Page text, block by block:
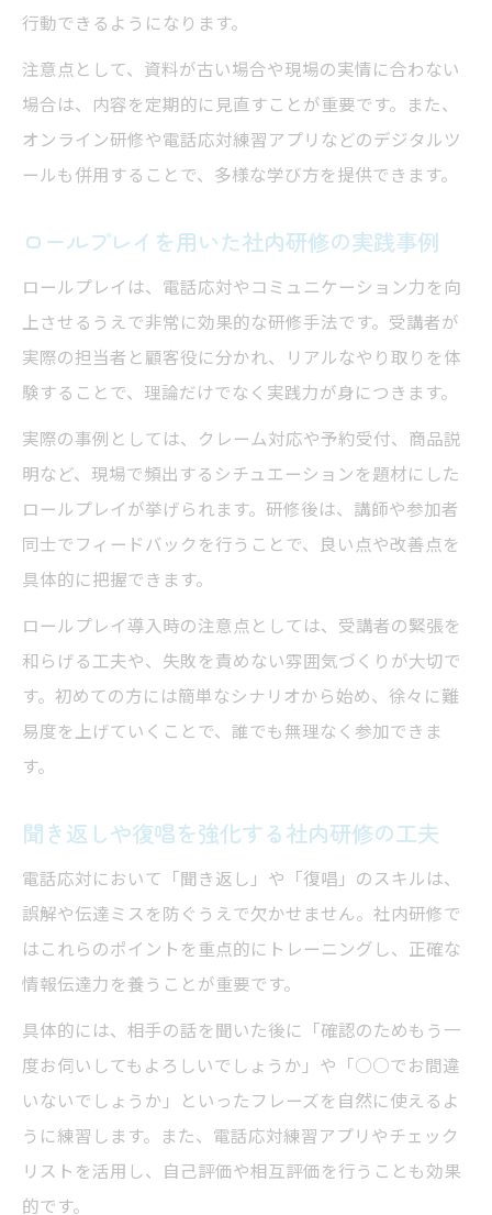
行動できるようになります。
注意点として、資料が古い場合や現場の実情に合わない
場合は、内容を定期的に見直すことが重要です。また、
オンライン研修や電話応対練習アプリなどのデジタルツ
ールも併用することで、多様な学び方を提供できます。
ロールプレイを用いた社内研修の実践事例
ロールプレイは、電話応対やコミュニケーション力を向
上させるうえで非常に効果的な研修手法です。受講者が
実際の担当者と顧客役に分かれ、リアルなやり取りを体
験することで、理論だけでなく実践力が身につきます。
実際の事例としては、クレーム対応や予約受付、商品説
明など、現場で頻出するシチュエーションを題材にした
ロールプレイが挙げられます。研修後は、講師や参加者
同士でフィードバックを行うことで、良い点や改善点を
具体的に把握できます。
ロールプレイ導入時の注意点としては、受講者の緊張を
和らげる工夫や、失敗を責めない雰囲気づくりが大切で
す。初めての方には簡単なシナリオから始め、徐々に難
易度を上げていくことで、誰でも無理なく参加できま
す。
聞き返しや復唱を強化する社内研修の工夫
電話応対において「聞き返し」や「復唱」のスキルは、
誤解や伝達ミスを防ぐうえで欠かせません。社内研修で
はこれらのポイントを重点的にトレーニングし、正確な
情報伝達力を養うことが重要です。
具体的には、相手の話を聞いた後に「確認のためもう一
度お伺いしてもよろしいでしょうか」や「○○でお間違
いないでしょうか」といったフレーズを自然に使えるよ
うに練習します。また、電話応対練習アプリやチェック
リストを活用し、自己評価や相互評価を行うことも効果
的です。